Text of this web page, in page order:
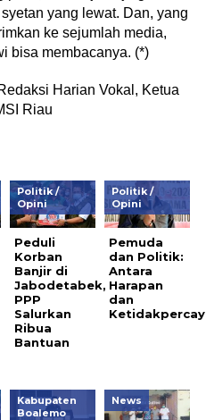
yang lewat. Dan, yang
ke sejumlah media,
bisa membacanya. (*)
Harian Vokal, Ketua
Riau
Politik /
Opini
Peduli
Korban
Banjir di
Jabodetabek,
PPP
Salurkan
Ribua
Bantuan
Politik /
Opini
Pemuda
dan Politik:
Antara
Harapan
dan
Kabupaten
Boalemo
News